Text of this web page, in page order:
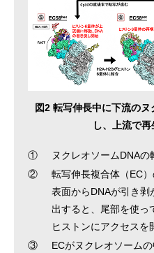
図2 転写伸長中に下流の
し、上流で
①
ヌクレオソームDNAの
②
転写伸長複合体（EC
表面からDNAが引き剥
出すると、尾部を使っ
ヒストンにアクセスを
③
ECがヌクレオソーム